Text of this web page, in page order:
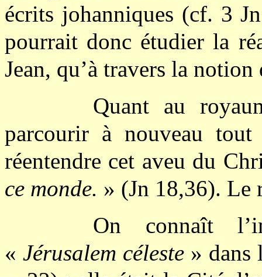
écrits johanniques (cf. 3
pourrait donc étudier la
Jean, qu’à travers la notion
Quant au
parcourir à nouveau
réentendre cet aveu du
ce monde. » (Jn 18,36). Le
On connaît
« Jérusalem céleste» dans